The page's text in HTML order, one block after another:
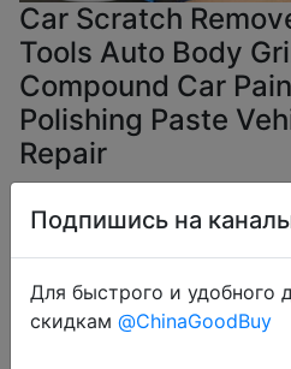
Car Scratch
Tools Auto Body
Compound Car
Polishing Paste
Repair
Coins
Подпишись на
Для быстрого и удобного
скидкам @ChinaGoodBuy